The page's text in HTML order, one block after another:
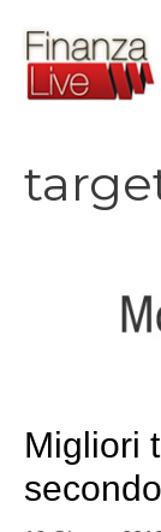
contenuto
Migliori